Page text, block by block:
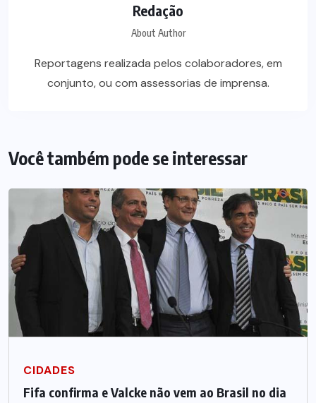
Redação
About Author
Reportagens realizada pelos colaboradores, em
conjunto, ou com assessorias de imprensa.
Você também pode se interessar
CIDADES
Fifa confirma e Valcke não vem ao Brasil no dia